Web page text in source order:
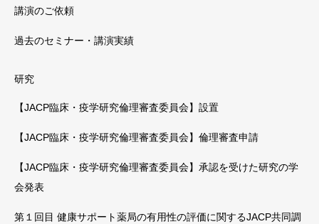
講演のご依頼
過去のセミナー・講演実績
研究
【JACP臨床・疫学研究倫理審査委員会】設置
【JACP臨床・疫学研究倫理審査委員会】倫理審査申請
【JACP臨床・疫学研究倫理審査委員会】承認を受けた研究の学
会発表
第１回目 健康サポート薬局の有用性の評価に関するJACP共同調